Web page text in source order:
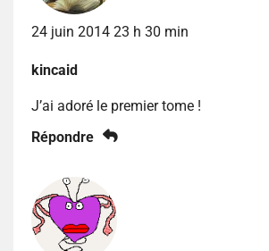
24 juin 2014 23 h 30 min
kincaid
J’ai adoré le premier tome !
Répondre